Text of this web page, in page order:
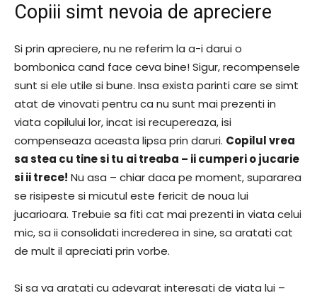
Copiii simt nevoia de apreciere
Si prin apreciere, nu ne referim la a-i darui o
bombonica cand face ceva bine! Sigur, recompensele
sunt si ele utile si bune. Insa exista parinti care se simt
atat de vinovati pentru ca nu sunt mai prezenti in
viata copilului lor, incat isi recupereaza, isi
compenseaza aceasta lipsa prin daruri. Copilul vrea
sa stea cu tine si tu ai treaba – ii cumperi o jucarie
si ii trece! Nu asa – chiar daca pe moment, supararea
se risipeste si micutul este fericit de noua lui
jucarioara. Trebuie sa fiti cat mai prezenti in viata celui
mic, sa ii consolidati increderea in sine, sa aratati cat
de mult il apreciati prin vorbe.
Si sa va aratati cu adevarat interesati de viata lui –